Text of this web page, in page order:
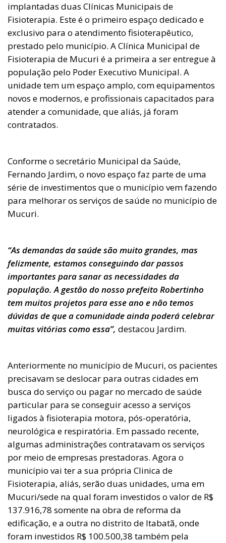
implantadas duas Clínicas Municipais de
Fisioterapia. Este é o primeiro espaço dedicado e
exclusivo para o atendimento fisioterapêutico,
prestado pelo município. A Clínica Municipal de
Fisioterapia de Mucuri é a primeira a ser entregue à
população pelo Poder Executivo Municipal. A
unidade tem um espaço amplo, com equipamentos
novos e modernos, e profissionais capacitados para
atender a comunidade, que aliás, já foram
contratados.
Conforme o secretário Municipal da Saúde,
Fernando Jardim, o novo espaço faz parte de uma
série de investimentos que o município vem fazendo
para melhorar os serviços de saúde no município de
Mucuri.
“As demandas da saúde são muito grandes, mas
felizmente, estamos conseguindo dar passos
importantes para sanar as necessidades da
população. A gestão do nosso prefeito Robertinho
tem muitos projetos para esse ano e não temos
dúvidas de que a comunidade ainda poderá celebrar
muitas vitórias como essa”, destacou Jardim.
Anteriormente no município de Mucuri, os pacientes
precisavam se deslocar para outras cidades em
busca do serviço ou pagar no mercado de saúde
particular para se conseguir acesso a serviços
ligados à fisioterapia motora, pós-operatória,
neurológica e respiratória. Em passado recente,
algumas administrações contratavam os serviços
por meio de empresas prestadoras. Agora o
município vai ter a sua própria Clinica de
Fisioterapia, aliás, serão duas unidades, uma em
Mucuri/sede na qual foram investidos o valor de R$
137.916,78 somente na obra de reforma da
edificação, e a outra no distrito de Itabatã, onde
foram investidos R$ 100.500,38 também pela